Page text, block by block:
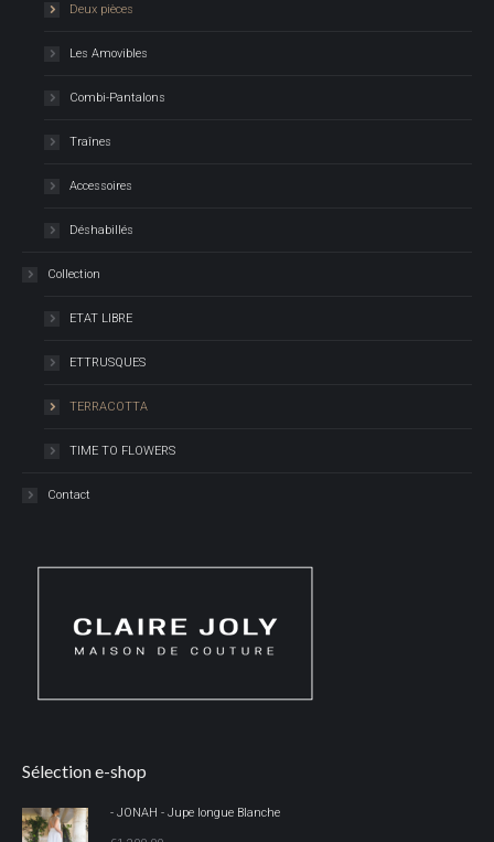
Deux pièces
Les Amovibles
Combi-Pantalons
Traînes
Accessoires
Déshabillés
Collection
ETAT LIBRE
ETTRUSQUES
TERRACOTTA
TIME TO FLOWERS
Contact
Sélection e-shop
- JONAH - Jupe longue Blanche